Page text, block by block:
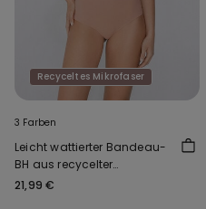
Recyceltes Mikrofaser
3 Farben
Leicht wattierter Bandeau-
BH aus recycelter
Mikrofaser Full Coverage
21,99 €